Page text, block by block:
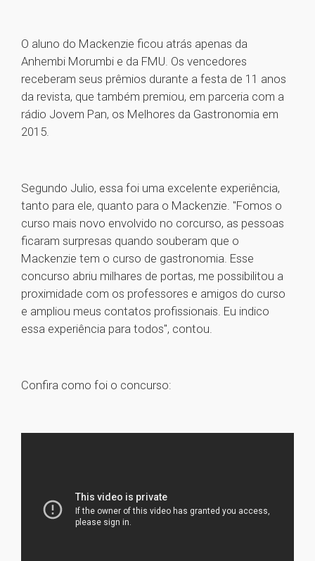
O aluno do Mackenzie ficou atrás apenas da
Anhembi Morumbi e da FMU. Os vencedores
receberam seus prêmios durante a festa de 11 anos
da revista, que também premiou, em parceria com a
rádio Jovem Pan, os Melhores da Gastronomia em
2015.
Segundo Julio, essa foi uma excelente experiência,
tanto para ele, quanto para o Mackenzie. "Fomos o
curso mais novo envolvido no corcurso, as pessoas
ficaram surpresas quando souberam que o
Mackenzie tem o curso de gastronomia. Esse
concurso abriu milhares de portas, me possibilitou a
proximidade com os professores e amigos do curso
e ampliou meus contatos profissionais. Eu indico
essa experiência para todos", contou.
Confira como foi o concurso: